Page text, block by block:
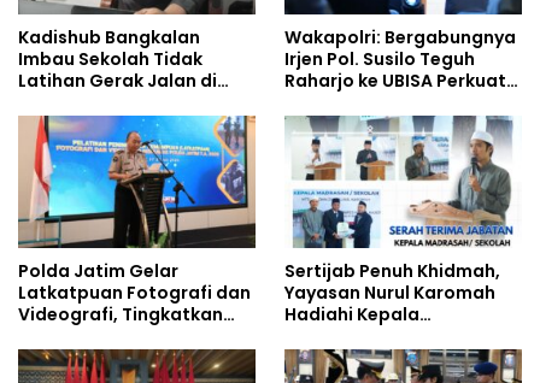
Kadishub Bangkalan
Imbau Sekolah Tidak
Latihan Gerak Jalan di
Wakapolri: Bergabungnya
Irjen Pol. Susilo Teguh
Raharjo ke UBISA Perkuat
Studi Kepolisian
Polda Jatim Gelar
Latkatpuan Fotografi dan
Videografi, Tingkatkan
Era Digital
Sertijab Penuh Khidmah,
Yayasan Nurul Karomah
Hadiahi Kepala
Umrah